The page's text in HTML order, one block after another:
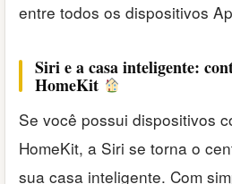
entre todos os dispositivos
Siri e a casa inteligente:
HomeKit
Se você possui dispositivos
HomeKit, a Siri se torna o
sua casa inteligente. Com